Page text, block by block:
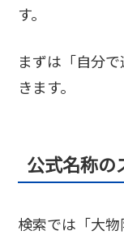
す。
まずは「自分
きます。
公式名称の
検索では「大